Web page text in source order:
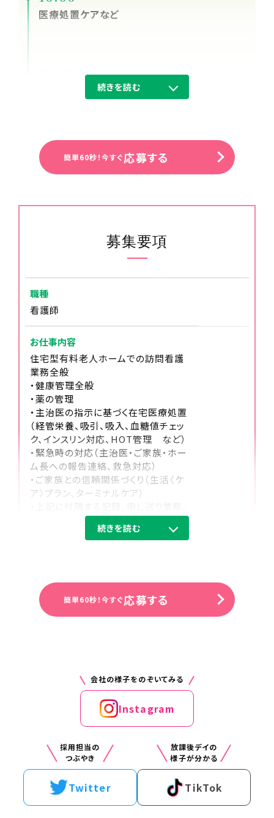
続きを読む
医療処置ケアなど
経管栄養・昼食の見守り
14:00
医療処置・ケアなど
配薬セッティングなど
18:00
申し送り、夜勤スタッフへの引継ぎ、退勤
簡単60秒！今すぐ応募する
募集要項
続きを読む
職種
看護師
お仕事内容
住宅型有料老人ホームでの訪問看護
業務全般
・健康管理全般
・薬の管理
・主治医の指示に基づく在宅医療処置
（経管栄養、吸引、吸入、血糖値チェッ
ク、インスリン対応、HOT管理 など）
・緊急時の対応（主治医・ご家族・ホー
ム長への報告連絡、救急対応）
・ご家族との信頼関係づくり（生活〈ケ
ア〉プラン、ターミナルケア）
各種ミーティング、懇談会 等
・介護スタッフとの連携（協力、支援、介
神奈川県相模原市中央区田名2694-1
ナーシングホームパセリ 相模原田名
時給1950円
交通費
簡単60秒！今すぐ応募する
会社の様子をのぞいてみる
Instagram
採用担当の
つぶやき
Twitter
放課後デイの
様子が分かる
TikTok